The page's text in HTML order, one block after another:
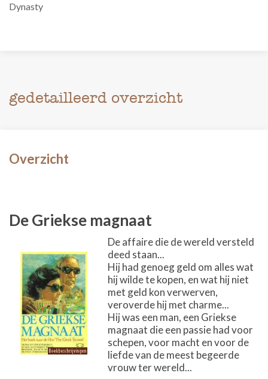
Dynasty
gedetailleerd overzicht
Overzicht
De Griekse magnaat
De affaire die de wereld versteld
deed staan...
Hij had genoeg geld om alles wat
hij wilde te kopen, en wat hij niet
met geld kon verwerven,
veroverde hij met charme...
Hij was een man, een Griekse
magnaat die een passie had voor
schepen, voor macht en voor de
liefde van de meest begeerde
vrouw ter wereld...